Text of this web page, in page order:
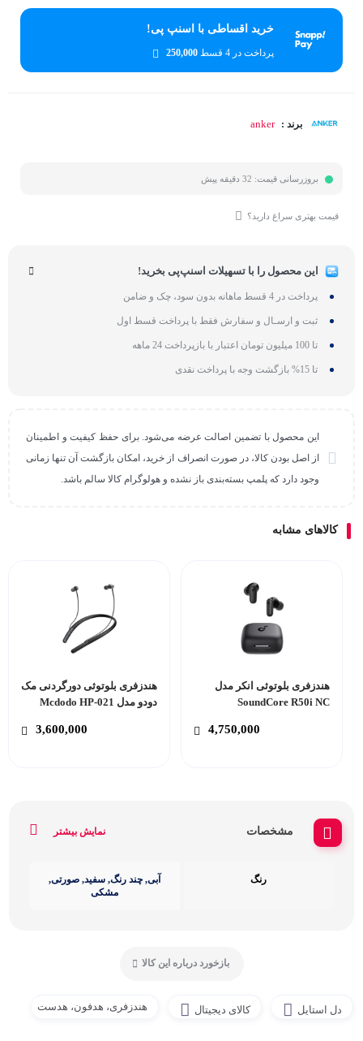
خرید اقساطی با اسنپ پی!
پرداخت در 4 قسط 250,000
برند : anker
بروزرسانی قیمت: 32 دقیقه پیش
قیمت بهتری سراغ دارید؟
این محصول را با تسهیلات اسنپ‌پی بخرید!
پرداخت در 4 قسط ماهانه بدون سود، چک و ضامن
ثبت و ارسـال و سفارش فقط با پرداخت قسط اول
تا 100 میلیون تومان اعتبار با بازپرداخت 24 ماهه
تا 15% بازگشت وجه با پرداخت نقدی
این محصول با تضمین اصالت عرضه می‌شود. برای حفظ کیفیت و اطمینان
از اصل بودن کالا، در صورت انصراف از خرید، امکان بازگشت آن تنها زمانی
وجود دارد که پلمپ بسته‌بندی باز نشده و هولوگرام کالا سالم باشد.
کالاهای مشابه
هندزفری بلوتوثی انکر مدل
SoundCore R50i NC
4,750,000
هندزفری بلوتوثی دورگردنی مک
دودو مدل Mcdodo HP-021
3,600,000
مشخصات نمایش بیشتر
رنگ
آبی, چند رنگ, سفید, صورتی,
مشکی
بازخورد درباره این کالا
دل استایل کالای دیجیتال هندزفری، هدفون، هدست